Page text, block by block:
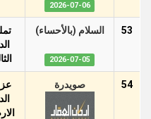
2026-07-06
53 السلام (بالأحساء)
2026-07-05
54 صويدرة